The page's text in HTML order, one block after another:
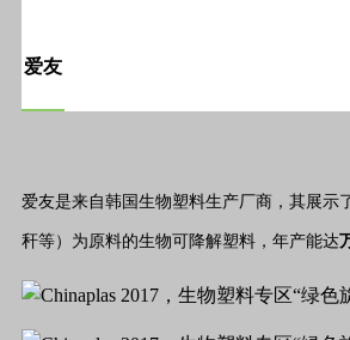
爱友
爱友是来自韩国生物塑料生产厂商，其展示
秆等）为原料的生物可降解塑料，年产能达